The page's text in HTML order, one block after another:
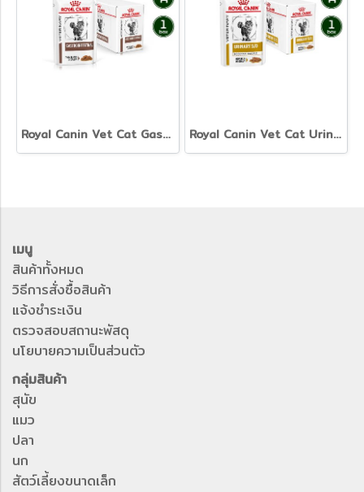
Royal Canin Vet Cat Gastrointestinal - อาหารเปียกแมวสูตรดูแลกะเพราะปัสสาวะ Royal Canin Vet Cat Urinary S/O - อาหารเปียกแมวสูตรดูแลกะเพราะปัสสาวะ
เมนู
สินค้าทั้งหมด
วิธีการสั่งซื้อสินค้า
แจ้งชำระเงิน
ตรวจสอบสถานะพัสดุ
นโยบายความเป็นส่วนตัว
กลุ่มสินค้า
สุนัข
แมว
ปลา
นก
สัตว์เลี้ยงขนาดเล็ก